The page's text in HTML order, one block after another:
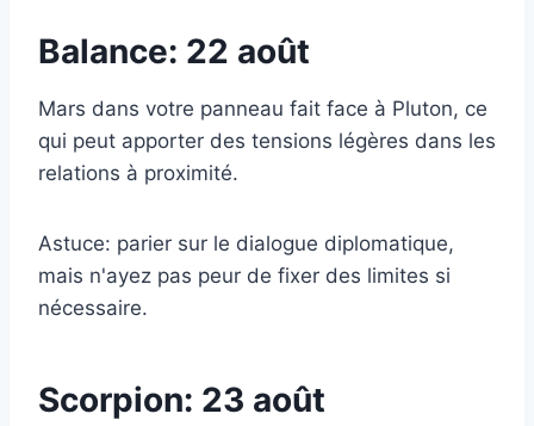
Balance: 22 août
Mars dans votre panneau fait face à Pluton, ce
qui peut apporter des tensions légères dans les
relations à proximité.
Astuce: parier sur le dialogue diplomatique,
mais n'ayez pas peur de fixer des limites si
nécessaire.
Scorpion: 23 août